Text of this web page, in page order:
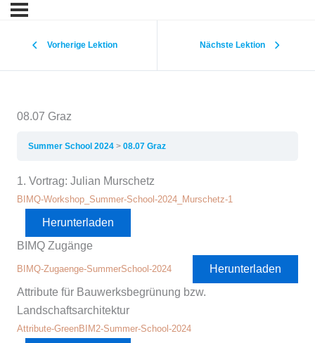
Vorherige Lektion Nächste Lektion
08.07 Graz
Summer School 2024 08.07 Graz
1. Vortrag: Julian Murschetz
BIMQ-Workshop_Summer-School-2024_Murschetz-1
Herunterladen
BIMQ Zugänge
BIMQ-Zugaenge-SummerSchool-2024
Herunterladen
Attribute für Bauwerksbegrünung bzw.
Landschaftsarchitektur
Attribute-GreenBIM2-Summer-School-2024